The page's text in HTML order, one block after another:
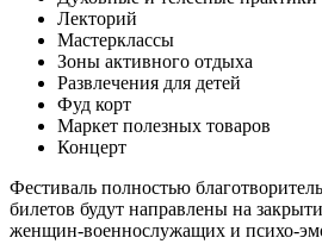
Лекторий
Мастерклассы
Зоны активного отдыха
Развлечения для детей
Фуд корт
Маркет полезных товаров
Концерт
Фестиваль полностью
билетов будут направлены на
женщин-военнослужащих и психо-